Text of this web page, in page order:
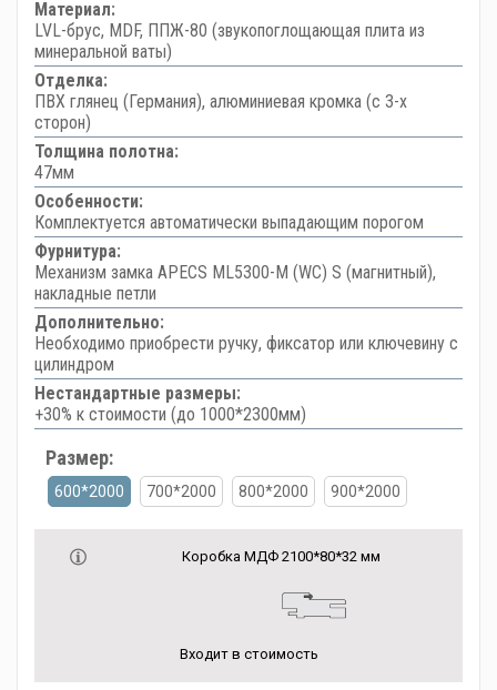
Материал:
LVL-брус, MDF, ППЖ-80 (звукопоглощающая плита из
минеральной ваты)
Отделка:
ПВХ глянец (Германия), алюминиевая кромка (с 3-х
сторон)
Толщина полотна:
47мм
Особенности:
Комплектуется автоматически выпадающим порогом
Фурнитура:
Механизм замка APECS ML5300-M (WC) S (магнитный),
накладные петли
Дополнительно:
Необходимо приобрести ручку, фиксатор или ключевину с
цилиндром
Нестандартные размеры:
+30% к стоимости (до 1000*2300мм)
Размер:
600*2000 700*2000 800*2000 900*2000
Коробка МДФ 2100*80*32 мм
Входит в стоимость